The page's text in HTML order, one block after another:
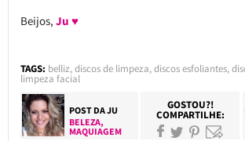
Beijos, Ju ♥
TAGS: belliz,discos de limpeza,discos esfoliantes,
limpeza facial
POST DAJU
BELEZA,
MAQUIAGEM
GOSTOU?!
COMPARTILHE: